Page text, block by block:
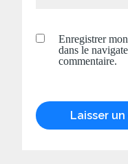
Enregistrer
dans le
commentaire.